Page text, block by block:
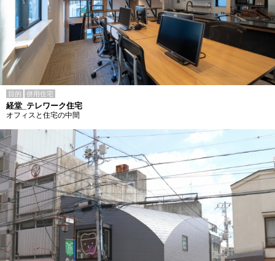
目的 併用住宅
経堂_テレワーク住宅
オフィスと住宅の中間